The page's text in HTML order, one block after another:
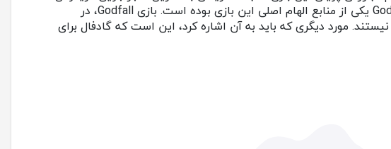
در سرزمین اسکاندیناوی دارد. البته خود سازندگان در استودیو Counterplay هم تایید کردند که بازی God of War یکی از منابع الهام اصلی این بازی بوده است. بازی Godfall، در
دیگر قادر به تجربه‌ی آن نیستند. مورد دیگری که باید به آن اشاره کرد، این است که گادفال برای